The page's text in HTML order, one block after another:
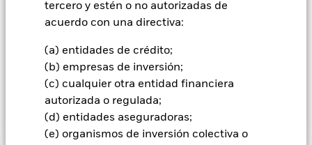
tercero y estén o no autorizadas de
acuerdo con una directiva:
(a) entidades de crédito;
(b) empresas de inversión;
(c) cualquier otra entidad financiera
autorizada o regulada;
(d) entidades aseguradoras;
(e) organismos de inversión colectiva o
Fondo acuerda comprar o vender un activo subyacente a un
precio determinado en el futuro. El Fondo podrá mantener
creada por los IFD. La rentabilidad del Fondo se comparará
con la rentabilidad de un índice, que en principio será el
índice S&P 500 (con dividendos netos), el índice de
referencia del Fondo.